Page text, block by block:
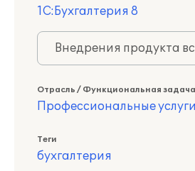
1С:Бухгалтерия 8
Внедрения продукта
Отрасль / Функциональная задача
Профессиональные услуги
Теги
бухгалтерия